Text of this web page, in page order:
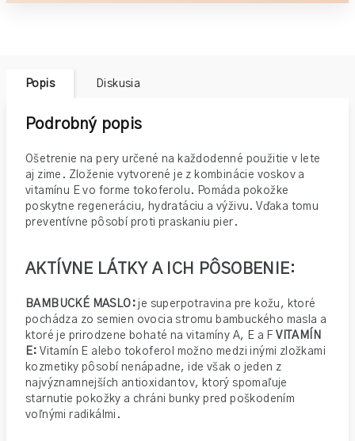
Popis Diskusia
Podrobný popis
Ošetrenie na pery určené na každodenné použitie v lete
aj zime. Zloženie vytvorené je z kombinácie voskov a
vitamínu E vo forme tokoferolu. Pomáda pokožke
poskytne regeneráciu, hydratáciu a výživu. Vďaka tomu
preventívne pôsobí proti praskaniu pier.
AKTÍVNE LÁTKY A ICH PÔSOBENIE:
BAMBUCKÉ MASLO:je superpotravina pre kožu, ktoré
pochádza zo semien ovocia stromu bambuckého masla a
ktoré je prirodzene bohaté na vitamíny A, E a F VITAMÍN
E:Vitamín E alebo tokoferol možno medzi inými zložkami
kozmetiky pôsobí nenápadne, ide však o jeden z
najvýznamnejších antioxidantov, ktorý spomaľuje
starnutie pokožky a chráni bunky pred poškodením
voľnými radikálmi.